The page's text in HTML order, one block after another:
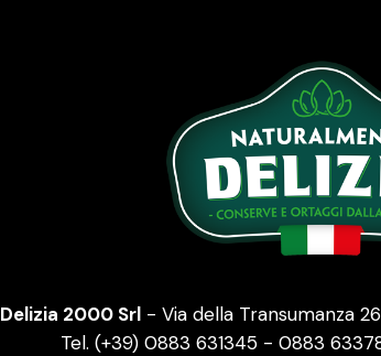
Delizia 2000 Srl- Via della Transumanza
Tel. (+39) 0883 631345 - 0883